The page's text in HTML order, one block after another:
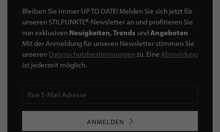
Bleiben Sie immer UP TO DATE! Melden Sie sich jetzt für
unseren STILPUNKTE®-Newsletter an und profitieren Sie
von exklusiven Neuigkeiten, Trends undAngeboten
Mit der Anmeldung für unseren Newsletter stimmen Sie
unseren Datenschutzbestimmungen zu. Eine Abmeldung
ist jederzeit möglich.
ANMELDEN